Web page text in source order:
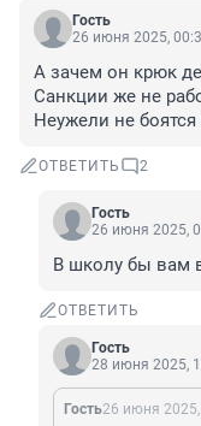
Гость
26 июня 2025,
А зачем он крюк
Санкции же не
Неужели не
ОТВЕТИТЬ 2
Гость
26 июня 2025,
В школу бы вам
ОТВЕТИТЬ
Гость
28 июня 2025,
Гость26 июня